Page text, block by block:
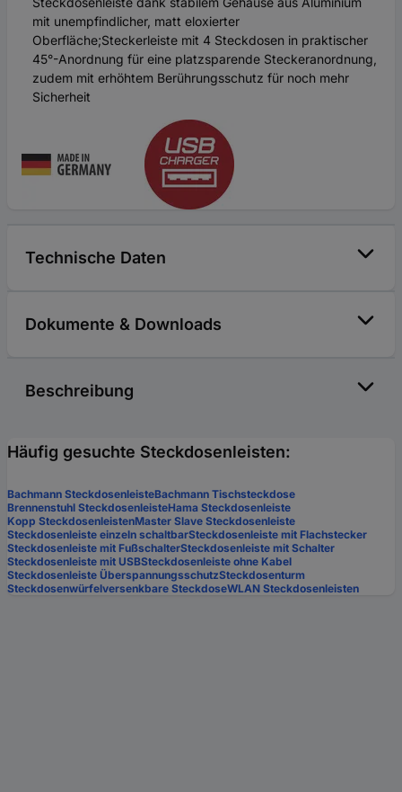
mit unempfindlicher, matt eloxierter
Oberfläche;Steckerleiste mit 4 Steckdosen in praktischer
45°-Anordnung für eine platzsparende Steckeranordnung,
zudem mit erhöhtem Berührungsschutz für noch mehr
Sicherheit
Technische Daten
Dokumente & Downloads
Beschreibung
Häufig gesuchte Steckdosenleisten:
Bachmann SteckdosenleisteBachmann Tischsteckdose
Brennenstuhl SteckdosenleisteHama Steckdosenleiste
Kopp SteckdosenleistenMaster Slave Steckdosenleiste
Steckdosenleiste einzeln schaltbarSteckdosenleiste mit Flachstecker
Steckdosenleiste mit FußschalterSteckdosenleiste mit Schalter
Steckdosenleiste mit USBSteckdosenleiste ohne Kabel
Steckdosenleiste ÜberspannungsschutzSteckdosenturm
Steckdosenwürfelversenkbare SteckdoseWLAN Steckdosenleisten